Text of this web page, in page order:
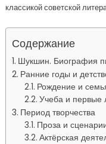
классикой советской
Содержание
Шукшин. Биография
Ранние годы и
Рождение и
Учеба и первые
Период творчества
Проза и
Актёрская